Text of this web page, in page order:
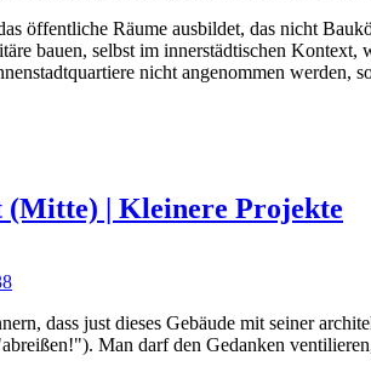
öffentliche Räume ausbildet, das nicht
bauen, selbst im innerstädtischen
nicht angenommen
(Mitte) | Kleinere Projekte
dass just dieses Gebäude mit seiner
Man darf den Gedanken